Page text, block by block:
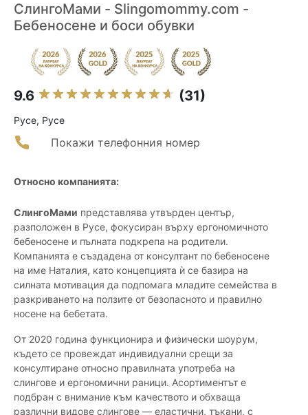
СлингоМами - Slingomommy.com -
Бебеносене и боси обувки
9.6 (31)
Русе, Русе
Покажи телефонния номер
Относно компанията:
СлингоМами представлява утвърден център,
разположен в Русе, фокусиран върху ергономичното
бебеносене и пълната подкрепа на родители.
Компанията е създадена от консултант по бебеносене
на име Наталия, като концепцията ѝ се базира на
силната мотивация да подпомага младите семейства в
разкриването на ползите от безопасното и правилно
носене на бебетата.
От 2020 година функционира и физически шоурум,
където се провеждат индивидуални срещи за
консултиране относно правилната употреба на
слингове и ергономични раници. Асортиментът е
подбран с внимание към качеството и обхваща
различни видове слингове — еластични, тъкани, с